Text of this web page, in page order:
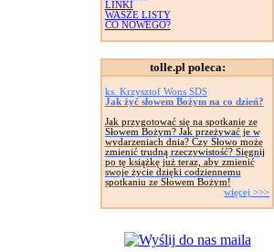
LINKI
WASZE LISTY
CO NOWEGO?
tolle.pl poleca:
ks. Krzysztof Wons SDS
Jak żyć słowem Bożym na co dzień?
Jak przygotować się na spotkanie ze
Słowem Bożym? Jak przeżywać je w
wydarzeniach dnia? Czy Słowo może
zmienić trudną rzeczywistość? Sięgnij
po tę książkę już teraz, aby zmienić
swoje życie dzięki codziennemu
spotkaniu ze Słowem Bożym!
więcej >>>